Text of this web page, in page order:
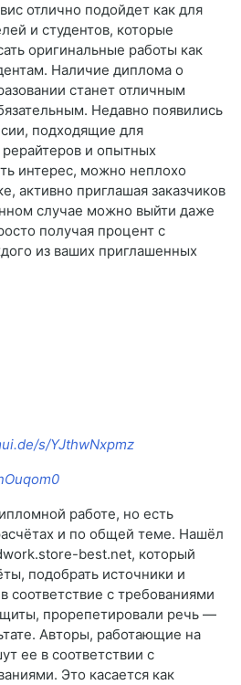
отлично подойдет как для
и студентов, которые
оригинальные работы как
Наличие диплома о
станет отличным
Недавно появились
подходящие для
и опытных
интерес, можно неплохо
активно приглашая заказчиков
случае можно выйти даже
получая процент с
из ваших приглашенных
s/YJthwNxpmz
работе, но есть
и по общей теме. Нашёл
best.net, который
подобрать источники и
соответствие с требованиями
прорепетировали речь —
Авторы, работающие на
ее в соответствии с
Это касается как